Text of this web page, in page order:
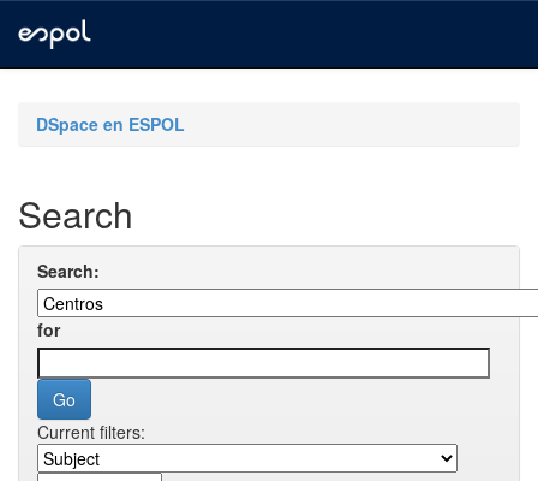
navigationDSpace en ESPOL
Search
Search:
for
Current filters: